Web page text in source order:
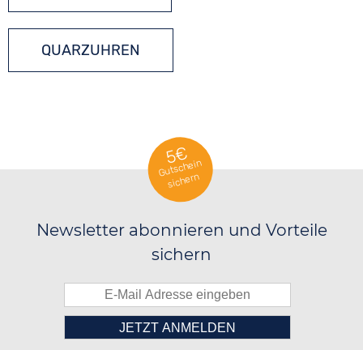
QUARZUHREN
5€
Gutschein
sichern
Newsletter abonnieren und Vorteile
sichern